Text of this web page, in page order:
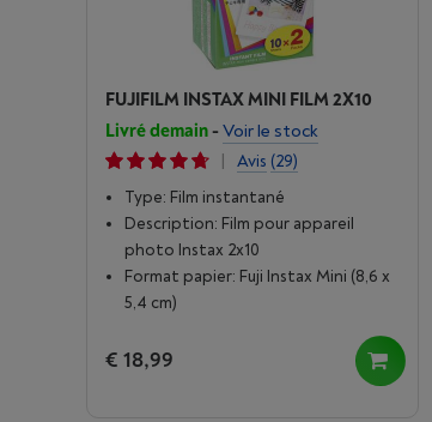
FUJIFILM INSTAX MINI FILM 2X10
Livré demain- Voir le stock
|
Avis (29)
Type: Film instantané
Description: Film pour appareil
photo Instax 2x10
Format papier: Fuji Instax Mini (8,6 x
5,4 cm)
€ 18,99